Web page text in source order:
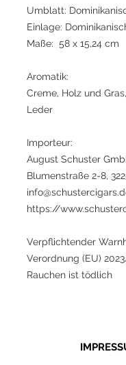
Umblatt:
Einlage:
Maße: 58 x 15,24 cm
Aromatik:
Creme, Holz und
Leder
Importeur:
August Schuster
Blumenstraße 2-8,
https://
Verpflichtender
Verordnung (EU)
Rauchen ist tödlich